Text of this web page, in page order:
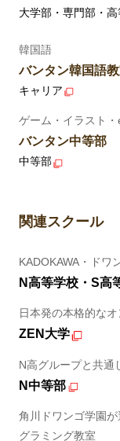
大学部・専門部・高
韓国語
バンタン韓国語
キャリア
ゲーム・イラスト
バンタン中等部
中等部
関連スクール
KADOKAWA・ドワ
N高等学校・S高
日本発の本格的な
ZEN大学
N高グループと共通
N中等部
角川ドワンゴ学園
グラミング教室